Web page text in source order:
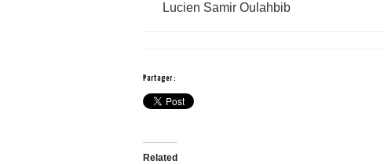
Lucien Samir Oulahbib
Partager :
Related